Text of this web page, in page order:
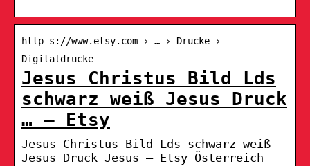
http s://www.etsy.com › … › Drucke ›
Digitaldrucke
Jesus Christus Bild Lds
schwarz weiß Jesus Druck
… – Etsy
Jesus Christus Bild Lds schwarz weiß
Jesus Druck Jesus – Etsy Österreich